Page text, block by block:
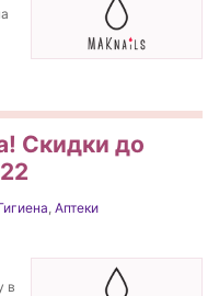
Скидки до
Аптеки
в